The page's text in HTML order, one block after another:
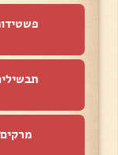
מרקים